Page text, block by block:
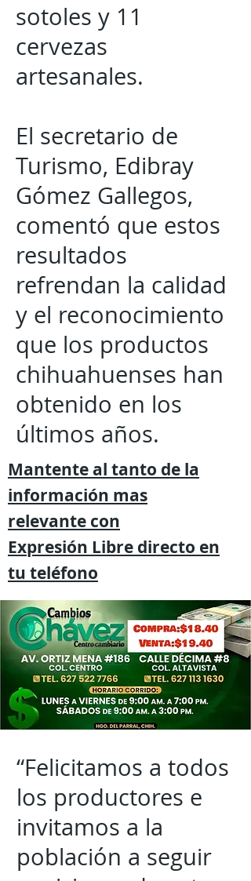
sotoles y 11
cervezas
artesanales.
El secretario de
Turismo, Edibray
Gómez Gallegos,
comentó que estos
resultados
refrendan la calidad
y el reconocimiento
que los productos
chihuahuenses han
obtenido en los
últimos años.
Mantente al tanto de la
información mas
relevante con
Expresión Libre directo en
tu teléfono
“Felicitamos a todos
los productores e
invitamos a la
población a seguir